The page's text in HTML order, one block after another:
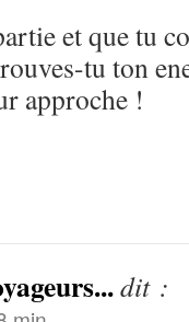
et que tu
tu ton
approche !
dit :